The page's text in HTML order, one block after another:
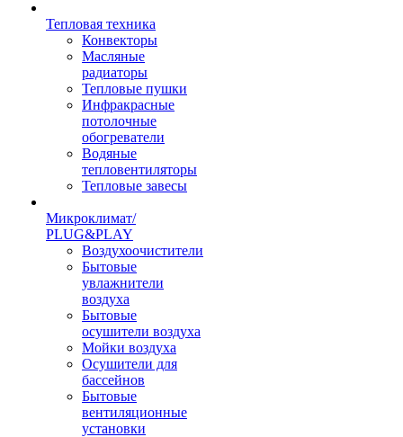
Тепловая техника
Конвекторы
Масляные
радиаторы
Тепловые пушки
Инфракрасные
потолочные
обогреватели
Водяные
тепловентиляторы
Тепловые завесы
Микроклимат/
PLUG&PLAY
Воздухоочистители
Бытовые
увлажнители
воздуха
Бытовые
осушители воздуха
Мойки воздуха
Осушители для
бассейнов
Бытовые
вентиляционные
установки